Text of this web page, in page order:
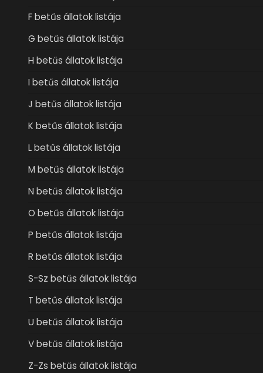
F betűs állatok listája
G betűs állatok listája
H betűs állatok listája
I betűs állatok listája
J betűs állatok listája
K betűs állatok listája
L betűs állatok listája
M betűs állatok listája
N betűs állatok listája
O betűs állatok listája
P betűs állatok listája
R betűs állatok listája
S-Sz betűs állatok listája
T betűs állatok listája
U betűs állatok listája
V betűs állatok listája
Z-Zs betűs állatok listája